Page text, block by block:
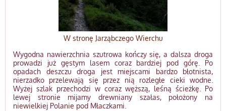
W stronę Jarząbczego Wierchu
Wygodna nawierzchnia szutrowa kończy się, a dalsza droga
prowadzi już gęstym lasem coraz bardziej pod górę. Po
opadach deszczu droga jest miejscami bardzo błotnista,
nierzadko przelewają się przez nią rozległe cieki wodne.
Wyżej szlak przechodzi w coraz węższą, leśną ścieżkę. Po
lewej stronie mijamy drewniany szałas, położony na
niewielkiej Polanie pod Młaczkami.